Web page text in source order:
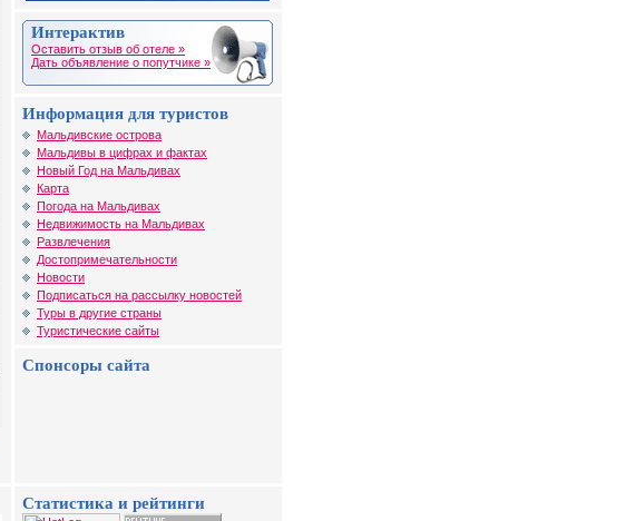
Интерактив
Оставить отзыв об отеле »
Дать объявление о попутчике »
Информация для туристов
Мальдивские острова
Мальдивы в цифрах и фактах
Новый Год на Мальдивах
Карта
Погода на Мальдивах
Недвижимость на Мальдивах
Развлечения
Достопримечательности
Новости
Подписаться на рассылку новостей
Туры в другие страны
Туристические сайты
Спонсоры сайта
Статистика и рейтинги